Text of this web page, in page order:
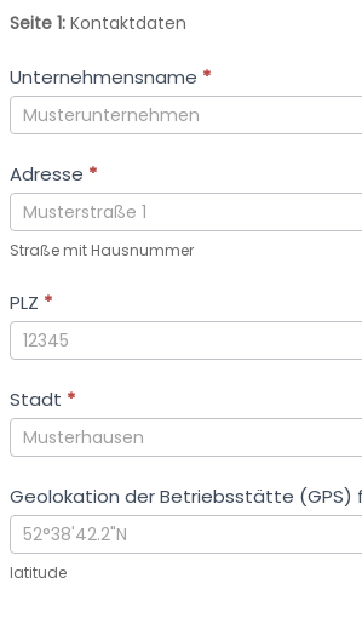
Abfrage
Emsland
Seite 1: Kontaktdaten
Unternehmensname *
Adresse *
Straße mit Hausnummer
PLZ *
Stadt *
Geolokation der Betriebsstätte (GPS)
latitude